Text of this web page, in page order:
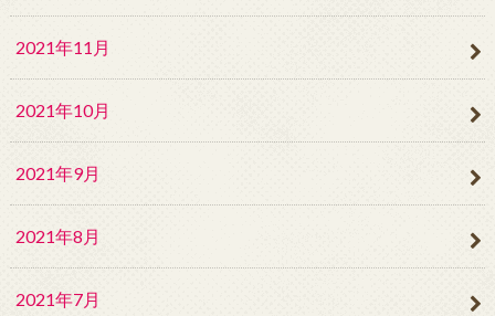
2021年11月
2021年10月
2021年9月
2021年8月
2021年7月